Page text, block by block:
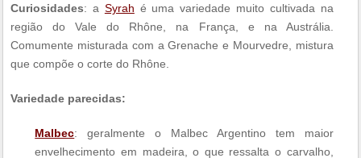
Curiosidades: a Syrah é uma variedade muito cultivada na
região do Vale do Rhône, na França, e na Austrália.
Comumente misturada com a Grenache e Mourvedre, mistura
que compõe o corte do Rhône.
Variedade parecidas:
Malbec: geralmente o Malbec Argentino tem maior
envelhecimento em madeira, o que ressalta o carvalho,